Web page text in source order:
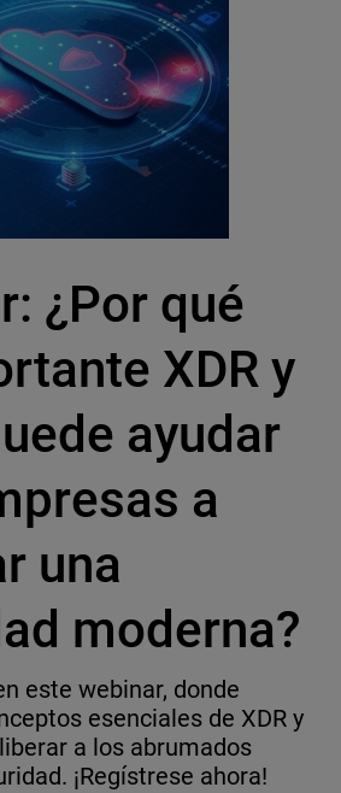
¿Por qué
XDR y
ayudar
a
una
moderna?
este webinar, donde
esenciales de XDR y
a los abrumados
¡Regístrese ahora!